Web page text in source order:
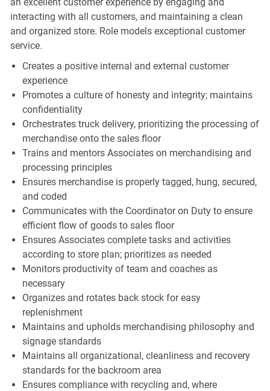
interacting with all customers, and maintaining a clean
and organized store. Role models exceptional customer
service.
Creates a positive internal and external customer
experience
Promotes a culture of honesty and integrity; maintains
confidentiality
Orchestrates truck delivery, prioritizing the processing of
merchandise onto the sales floor
Trains and mentors Associates on merchandising and
processing principles
Ensures merchandise is properly tagged, hung, secured,
and coded
Communicates with the Coordinator on Duty to ensure
efficient flow of goods to sales floor
Ensures Associates complete tasks and activities
according to store plan; prioritizes as needed
Monitors productivity of team and coaches as
necessary
Organizes and rotates back stock for easy
replenishment
Maintains and upholds merchandising philosophy and
signage standards
Maintains all organizational, cleanliness and recovery
standards for the backroom area
Ensures compliance with recycling and, where